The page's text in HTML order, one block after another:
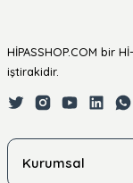
HİPASSHOP.COM bir Hİ-
iştirakidir.
Kurumsal